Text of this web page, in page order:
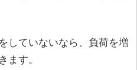
していないなら、負荷を増
ます。